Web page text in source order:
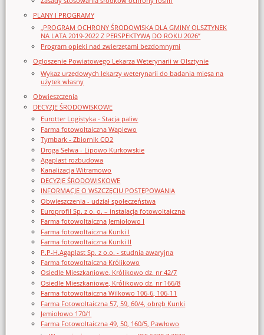
PLANY I PROGRAMY
„PROGRAM OCHRONY ŚRODOWISKA DLA GMINY OLSZTYNEK
NA LATA 2019-2022 Z PERSPEKTYWĄ DO ROKU 2026”
Program opieki nad zwierzętami bezdomnymi
Ogloszenie Powiatowego Lekarza Weterynarii w Olsztynie
Wykaz urzędowych lekarzy weterynarii do badania mięsa na
użytek własny
Obwieszczenia
DECYZJE ŚRODOWISKOWE
Eurotter Logistyka - Stacja paliw
Farma fotowoltaiczna Waplewo
Tymbark - Zbiornik CO2
Droga Selwa - Lipowo Kurkowskie
Agaplast rozbudowa
Kanalizacja Witramowo
DECYZJE ŚRODOWISKOWE
INFORMACJE O WSZCZĘCIU POSTĘPOWANIA
Obwieszczenia - udział społeczeństwa
Europrofil Sp. z o. o. – instalacja fotowoltaiczna
Farma fotowoltaiczna Jemiołowo I
Farma fotowoltaiczna Kunki I
Farma fotowoltaiczna Kunki II
P.P-H.Agaplast Sp. z o.o. - studnia awaryjna
Farma fotowoltaiczna Królikowo
Osiedle Mieszkaniowe, Królikowo dz. nr 42/7
Osiedle Mieszkaniowe, Królikowo dz. nr 166/8
Farma fotowoltaiczna Wilkowo 106-6, 106-11
Farma Fotowoltaiczna 57, 59, 60/4, obręb Kunki
Jemiołowo 170/1
Farma Fotowoltaiczna 49, 50, 160/5, Pawłowo